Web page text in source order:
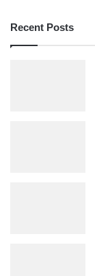
Recent Posts